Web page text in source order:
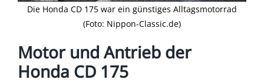
Die Honda CD 175 war ein günstiges Alltagsmotorrad
(Foto: Nippon-Classic.de)
Motor und Antrieb der
Honda CD 175